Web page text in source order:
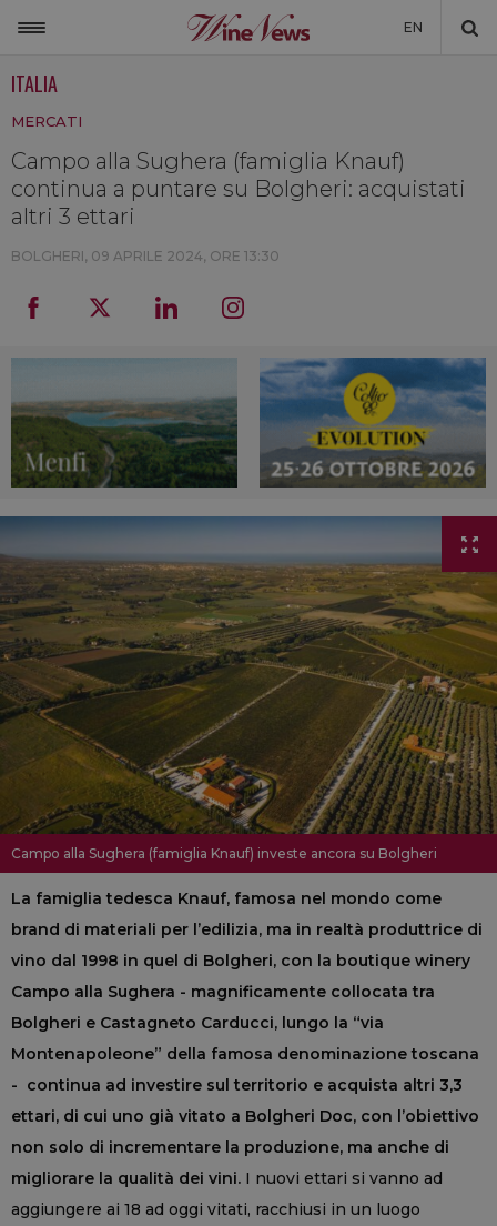
EN
NON SOLO VINO
LA CANTINA DI WINENEWS
DICONO DI NOI
ITALIA
MERCATI
Campo alla Sughera (famiglia Knauf)
continua a puntare su Bolgheri: acquistati
altri 3 ettari
BOLGHERI, 09 APRILE 2024, ORE 13:30
Campo alla Sughera (famiglia Knauf) investe ancora su Bolgheri
La famiglia tedesca Knauf, famosa nel mondo come
brand di materiali per l’edilizia, ma in realtà produttrice di
vino dal 1998 in quel di Bolgheri, con la boutique winery
Campo alla Sughera - magnificamente collocata tra
Bolgheri e Castagneto Carducci, lungo la “via
Montenapoleone” della famosa denominazione toscana
- continua ad investire sul territorio e acquista altri 3,3
ettari, di cui uno già vitato a Bolgheri Doc, con l’obiettivo
non solo di incrementare la produzione, ma anche di
migliorare la qualità dei vini. I nuovi ettari si vanno ad
aggiungere ai 18 ad oggi vitati, racchiusi in un luogo